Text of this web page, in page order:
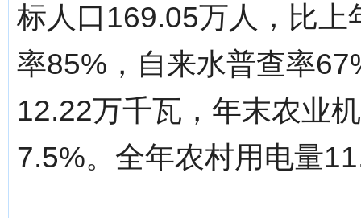
标人口169.05万人，比
率85%，自来水普查率
12.22万千瓦，年末农业
7.5%。全年农村用电量